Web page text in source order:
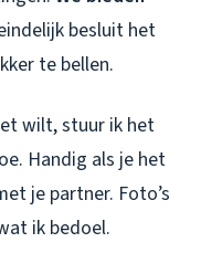
besluit het
te bellen.
wilt, stuur ik het
Handig als je het
je partner. Foto’s
ik bedoel.